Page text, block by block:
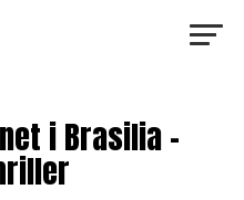
i Brasilia –